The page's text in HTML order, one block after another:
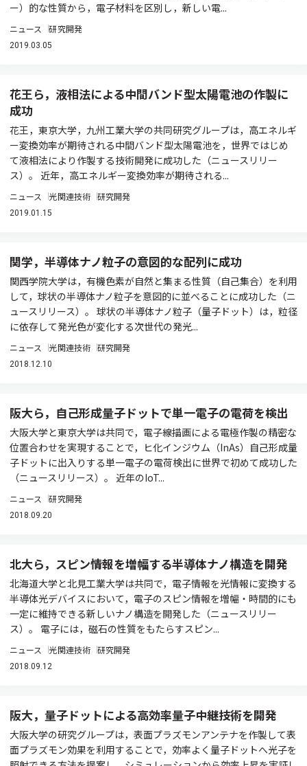
ー）的な性質から，電子材料を区別し，新しい電...
ニュース 研究開発
2019.03.05
花王ら，液相法による中間バンド型太陽電池の作製に
成功
花王，東京大学，九州工業大学の共同研究グループは，高エネルギ
ー変換効率が期待される中間バンド型太陽電池を，世界ではじめ
て液相法により作製する技術開発に成功した（ニュースリリー
ス）。 近年，高エネルギー変換効率が期待される...
ニュース 光関連技術 研究開発
2019.01.15
関学，半導体ナノ粒子の意図的な配列に成功
関西学院大学は，有機色素が自然と集まる性質（自己集合）を利用
して，球状の半導体ナノ粒子を意図的に並べることに成功した（ニ
ュースリリース）。 球状の半導体ナノ粒子（量子ドット）は，粒径
に依存して発光色が変化する次世代の発光...
ニュース 光関連技術 研究開発
2018.12.10
阪大ら，自己形成量子ドットで単一電子の電荷を検出
大阪大学と東京大学は共同で，電子線描画による電極作製の精密な
位置合わせを実現することで，ヒ化インジウム（InAs）自己形成量
子ドットに出入りする単一電子の電荷検出に世界で初めて成功した
（ニュースリリース）。 近年のIoT...
ニュース 研究開発
2018.09.20
北大ら，スピン情報を増幅する半導体ナノ構造を開発
北海道大学と北見工業大学は共同で，電子情報を光情報に変換する
半導体光デバイスにおいて，電子のスピン情報を増幅・時間的にも
一定に維持できる新しいナノ構造を開発した（ニュースリリー
ス）。 電子には，磁石の性質をもたらすスピン...
ニュース 光関連技術 研究開発
2018.09.12
阪大，量子ドットによる高効率量子中継技術を開発
大阪大学の研究グループは，表面プラズモンアンテナを作製して表
面プラズモン効果を利用することで，効率よく量子ドットへ光子を